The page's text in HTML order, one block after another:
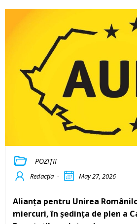
POZIȚII
Redacția - May 27, 2026
Alianța pentru Unirea
miercuri, în ședința de plen a